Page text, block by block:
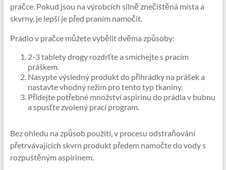
pračce. Pokud jsou na výrobcích silně znečištěná místa a
skvrny, je lepší je před praním namočit.
Prádlo v pračce můžete vybělit dvěma způsoby:
2-3 tablety drogy rozdrťte a smíchejte s pracím
práškem.
Nasypte výsledný produkt do přihrádky na prášek a
nastavte vhodný režim pro tento typ tkaniny.
Přidejte potřebné množství aspirinu do prádla v bubnu
a spusťte zvolený prací program.
Bez ohledu na způsob použití, v procesu odstraňování
přetrvávajících skvrn produkt předem namočte do vody s
rozpuštěným aspirinem.